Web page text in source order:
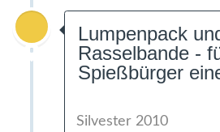
Lumpenpack
Rasselbande -
Spießbürger
Silvester 2010